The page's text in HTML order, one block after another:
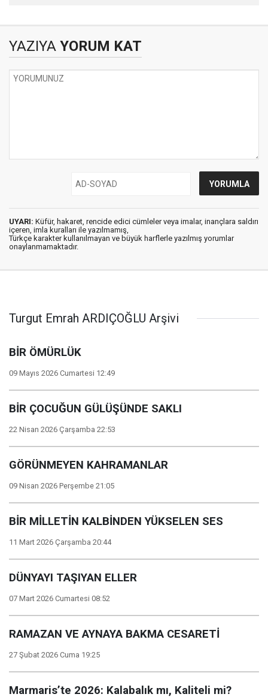
YAZIYA YORUM KAT
UYARI: Küfür, hakaret, rencide edici cümleler veya imalar, inançlara saldırı
içeren, imla kuralları ile yazılmamış,
Türkçe karakter kullanılmayan ve büyük harflerle yazılmış yorumlar
onaylanmamaktadır.
Turgut Emrah ARDIÇOĞLU Arşivi
BİR ÖMÜRLÜK
09 Mayıs 2026 Cumartesi 12:49
BİR ÇOCUĞUN GÜLÜŞÜNDE SAKLI
22 Nisan 2026 Çarşamba 22:53
GÖRÜNMEYEN KAHRAMANLAR
09 Nisan 2026 Perşembe 21:05
BİR MİLLETİN KALBİNDEN YÜKSELEN SES
11 Mart 2026 Çarşamba 20:44
DÜNYAYI TAŞIYAN ELLER
07 Mart 2026 Cumartesi 08:52
RAMAZAN VE AYNAYA BAKMA CESARETİ
27 Şubat 2026 Cuma 19:25
Marmaris’te 2026: Kalabalık mı, Kaliteli mi?